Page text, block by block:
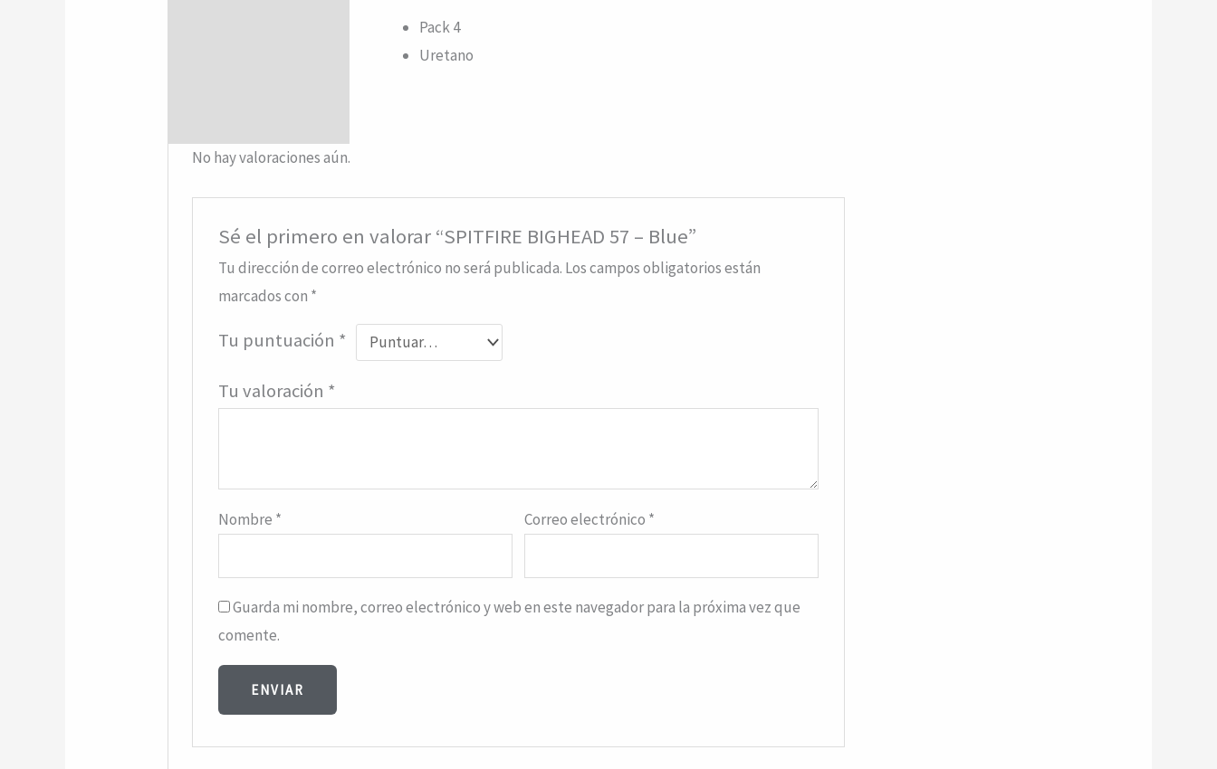
Pack 4
Uretano
No hay valoraciones aún.
Sé el primero en valorar “SPITFIRE BIGHEAD 57 – Blue”
Tu dirección de correo electrónico no será publicada. Los campos obligatorios están
marcados con *
Tu puntuación *
Tu valoración *
Nombre * Correo electrónico *
Guarda mi nombre, correo electrónico y web en este navegador para la próxima vez que
comente.